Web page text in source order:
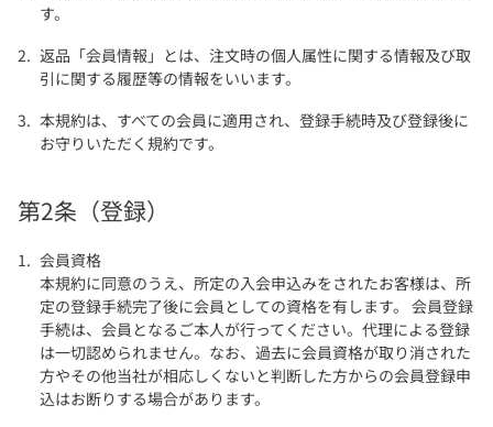
す。
返品「会員情報」とは、注文時の個人属性に関する情報及び取
引に関する履歴等の情報をいいます。
本規約は、すべての会員に適用され、登録手続時及び登録後に
お守りいただく規約です。
第2条（登録）
会員資格
本規約に同意のうえ、所定の入会申込みをされたお客様は、所
定の登録手続完了後に会員としての資格を有します。 会員登録
手続は、会員となるご本人が行ってください。代理による登録
は一切認められません。なお、過去に会員資格が取り消された
方やその他当社が相応しくないと判断した方からの会員登録申
込はお断りする場合があります。